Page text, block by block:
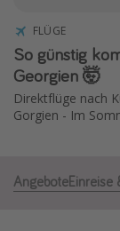
Kefalonia Urlaub
Krabi Urlaub
Tulum Urlaub
Sri Lanka
FLÜGE
So günstig
Georgien 🤯
Direktflüge nach
Gorgien - Im
AngeboteEinreise